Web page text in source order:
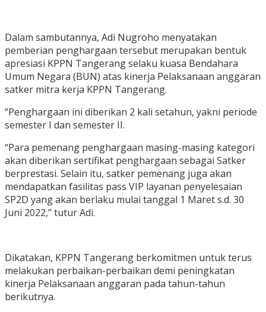
Dalam sambutannya, Adi Nugroho menyatakan
pemberian penghargaan tersebut merupakan bentuk
apresiasi KPPN Tangerang selaku kuasa Bendahara
Umum Negara (BUN) atas kinerja Pelaksanaan anggaran
satker mitra kerja KPPN Tangerang.
“Penghargaan ini diberikan 2 kali setahun, yakni periode
semester I dan semester II.
“Para pemenang penghargaan masing-masing kategori
akan diberikan sertifikat penghargaan sebagai Satker
berprestasi. Selain itu, satker pemenang juga akan
mendapatkan fasilitas pass VIP layanan penyelesaian
SP2D yang akan berlaku mulai tanggal 1 Maret s.d. 30
Juni 2022,” tutur Adi.
Dikatakan, KPPN Tangerang berkomitmen untuk terus
melakukan perbaikan-perbaikan demi peningkatan
kinerja Pelaksanaan anggaran pada tahun-tahun
berikutnya.